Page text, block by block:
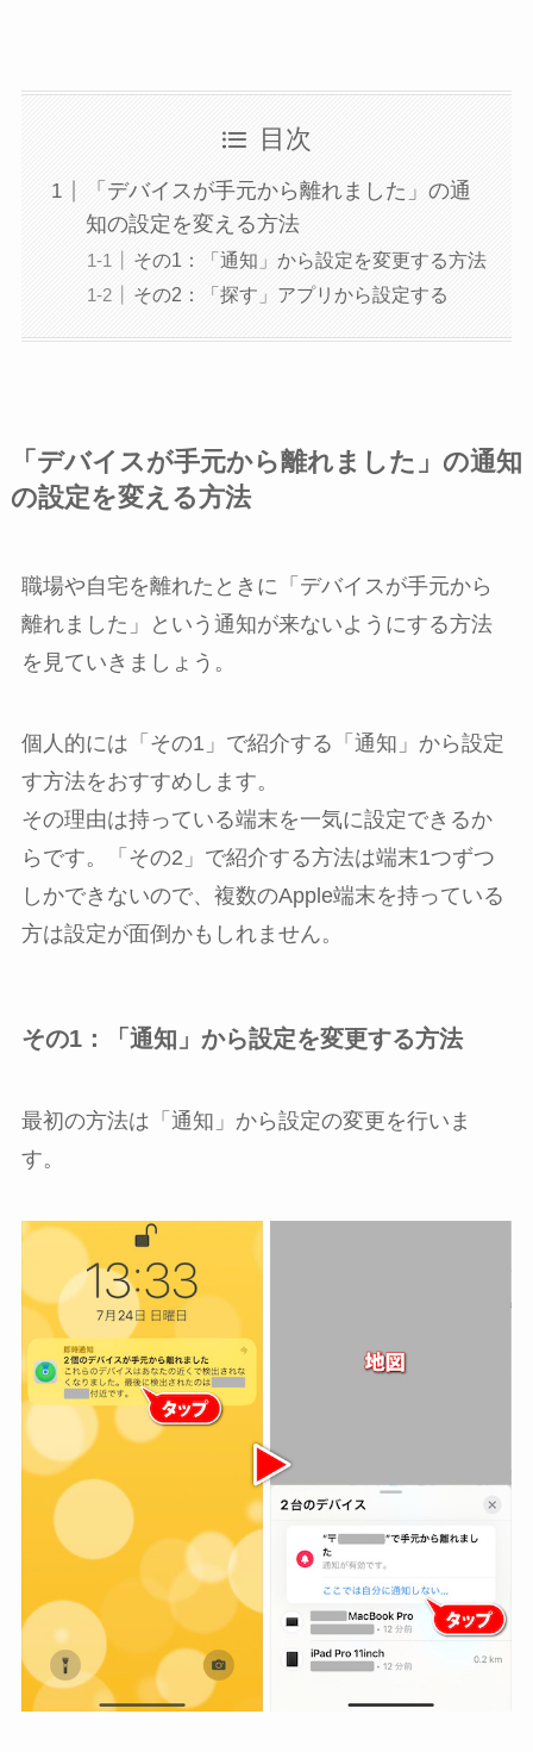
目次
「デバイスが手元から離れました」の通
知の設定を変える方法
その1：「通知」から設定を変更する方法
その2：「探す」アプリから設定する
「デバイスが手元から離れました」の通知
の設定を変える方法
職場や自宅を離れたときに「デバイスが手元から
離れました」という通知が来ないようにする方法
を見ていきましょう。
個人的には「その1」で紹介する「通知」から設定
す方法をおすすめします。
その理由は持っている端末を一気に設定できるか
らです。「その2」で紹介する方法は端末1つずつ
しかできないので、複数のApple端末を持っている
方は設定が面倒かもしれません。
その1：「通知」から設定を変更する方法
最初の方法は「通知」から設定の変更を行いま
す。